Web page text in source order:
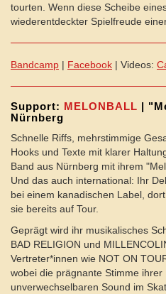
tourten. Wenn diese Scheibe
wiederentdeckter Spielfreude
Bandcamp | Facebook | Videos:
Support: MELONBALL |
Nürnberg
Schnelle Riffs, mehrstimmige
Hooks und Texte mit klarer
Band aus Nürnberg mit ihrem
Und das auch international: Ihr
bei einem kanadischen Label,
sie bereits auf Tour.
Geprägt wird ihr musikalisches
BAD RELIGION und
Vertreter*innen wie NOT ON
wobei die prägnante Stimme
unverwechselbaren Sound im